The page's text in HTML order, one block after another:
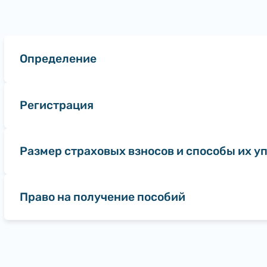
Определение
Регистрация
Размер страховых взносов и способы их
Право на получение пособий